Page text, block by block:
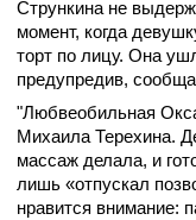
Стрункина не
момент, когда
торт по лицу. Она
предупредив,
"Любвеобильная
Михаила Терехина.
массаж делала, и
лишь «отпускал
нравится внимание: